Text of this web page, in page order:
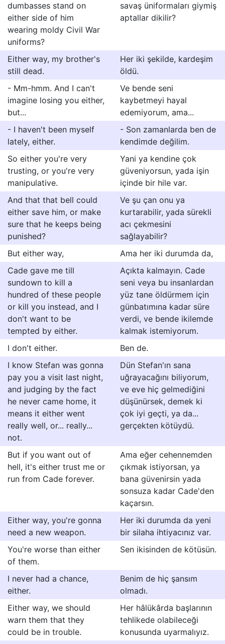
dumbasses stand on
either side of him
wearing moldy Civil War
uniforms?
savaş üniformaları giymiş
aptallar dikilir?
Either way, my brother's
still dead.
Her iki şekilde, kardeşim
öldü.
- Mm-hmm. And I can't
imagine losing you either,
but...
Ve bende seni
kaybetmeyi hayal
edemiyorum, ama...
- I haven't been myself
lately, either.
- Son zamanlarda ben de
kendimde değilim.
So either you're very
trusting, or you're very
manipulative.
Yani ya kendine çok
güveniyorsun, yada işin
içinde bir hile var.
And that that bell could
either save him, or make
sure that he keeps being
punished?
Ve şu çan onu ya
kurtarabilir, yada sürekli
acı çekmesini
sağlayabilir?
But either way,
Ama her iki durumda da,
Cade gave me till
sundown to kill a
hundred of these people
or kill you instead, and I
don't want to be
tempted by either.
Açıkta kalmayın. Cade
seni veya bu insanlardan
yüz tane öldürmem için
günbatımına kadar süre
verdi, ve bende ikilemde
kalmak istemiyorum.
I don't either.
Ben de.
I know Stefan was gonna
pay you a visit last night,
and judging by the fact
he never came home, it
means it either went
really well, or... really...
not.
Dün Stefan'ın sana
uğrayacağını biliyorum,
ve eve hiç gelmediğini
düşünürsek, demek ki
çok iyi geçti, ya da...
gerçekten kötüydü.
But if you want out of
hell, it's either trust me or
run from Cade forever.
Ama eğer cehennemden
çıkmak istiyorsan, ya
bana güvenirsin yada
sonsuza kadar Cade'den
kaçarsın.
Either way, you're gonna
need a new weapon.
Her iki durumda da yeni
bir silaha ihtiyacınız var.
You're worse than either
of them.
Sen ikisinden de kötüsün.
I never had a chance,
either.
Benim de hiç şansım
olmadı.
Either way, we should
warn them that they
could be in trouble.
Her hâlükârda başlarının
tehlikede olabileceği
konusunda uyarmalıyız.